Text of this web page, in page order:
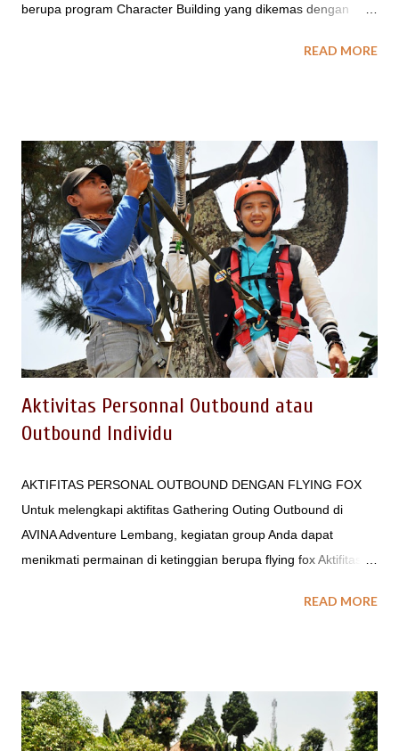
berupa program Character Building yang dikemas dengan
komunikasi, kerjasama, kreatifitas anak. Dengan dipandu tim
Bandung ini terdiri dari beberapa kemasan paket program : -
Character Building Tanpa Menginap - Character Building
Berikut Menginap ( dengan konsep barak atau camping)
THEMATIC CHARACTER BUILDING PROGRAM Simulasi
permainan Character Building yang dikemas Management
Spinach Indonesia, dapat dikemas sesuai thema yang
diinginkan, dengan tetap mengoptimalkan muatan edukasi.
Beberapa fasilitas outbound di AVINA LEMBANG - Adventure
Lembang dapat dioptimakan untuk kegiatan Them...
READ MORE
Aktivitas Personnal Outbound atau
Outbound Individu
AKTIFITAS PERSONAL OUTBOUND DENGAN FLYING FOX
Untuk melengkapi aktifitas Gathering Outing Outbound di
AVINA Adventure Lembang, kegiatan group Anda dapat
menikmati permainan di ketinggian berupa flying fox Aktifitas
Lembang, tersedia beberapa aktifitas outdoor dengan konsep
Jungle Cikole. Cross Country dengan Jeep Offroad Simulasi
Perang Paintball Games di area Adventure Land Ekowisata
READ MORE